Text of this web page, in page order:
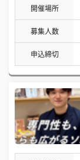
開催場所
募集人数
申込締切